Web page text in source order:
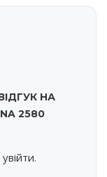
НА
2580
увійти.